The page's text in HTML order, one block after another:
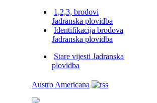
1,2,3, brodovi
Jadranska plovidba
Identifikacija brodova
Jadranska plovidba
Stare vijesti Jadranska
plovidba
Austro Americana